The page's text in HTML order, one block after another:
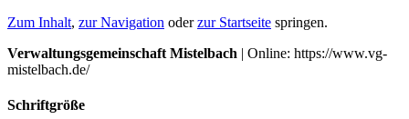
Zum Inhalt, zur Navigation oderzur Startseite springen.
Verwaltungsgemeinschaft Mistelbach | Online: https://www.vg-
mistelbach.de/
Schriftgröße